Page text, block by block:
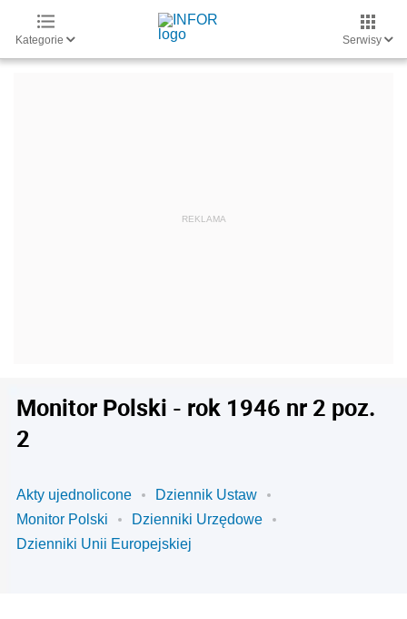
Kategorie Serwisy
Monitor Polski - rok 1946 nr 2 poz.
2
Akty ujednolicone
Dziennik Ustaw
Monitor Polski
Dzienniki Urzędowe
Dzienniki Unii Europejskiej